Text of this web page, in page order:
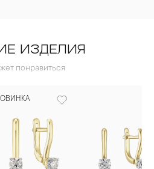
ИЗДЕЛИЯ
понравиться